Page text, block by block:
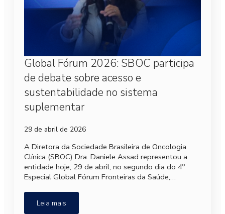
Global Fórum 2026: SBOC participa
de debate sobre acesso e
sustentabilidade no sistema
suplementar
29 de abril de 2026
A Diretora da Sociedade Brasileira de Oncologia
Clínica (SBOC) Dra. Daniele Assad representou a
entidade hoje, 29 de abril, no segundo dia do 4º
Especial Global Fórum Fronteiras da Saúde,…
Leia mais